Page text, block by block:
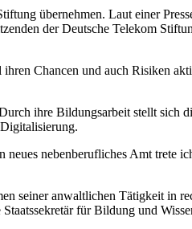
übernehmen. Laut einer
der Deutsche Telekom
Chancen und auch Risiken
ihre Bildungsarbeit stellt sich
nebenberufliches Amt trete
seiner anwaltlichen Tätigkeit in
für Bildung und